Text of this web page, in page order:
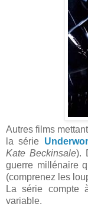
Autres films
la série
Kate Beckinsale).
guerre millénaire
(comprenez les
La série compte
variable.